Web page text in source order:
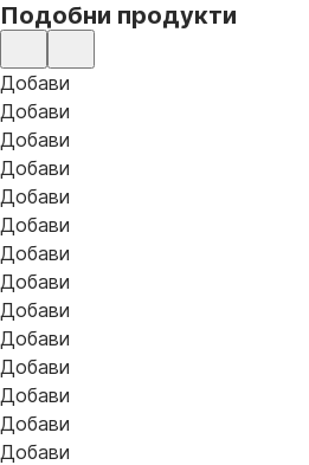
Подобни продукти
Добави
Добави
Добави
Добави
Добави
Добави
Добави
Добави
Добави
Добави
Добави
Добави
Добави
Добави